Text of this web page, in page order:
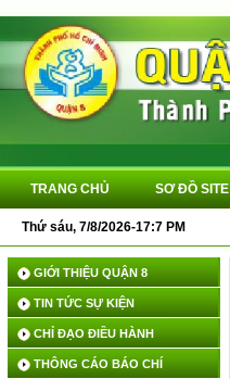
TRANG CHỦ SƠ ĐỒ SITE
Thứ sáu, 7/8/2026-17:7 PM
GIỚI THIỆU QUẬN 8
TIN TỨC SỰ KIỆN
CHỈ ĐẠO ĐIỀU HÀNH
THÔNG CÁO BÁO CHÍ